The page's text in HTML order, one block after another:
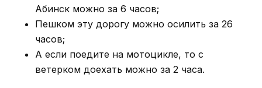
Абинск можно за 6 часов;
Пешком эту дорогу можно осилить за 26
часов;
А если поедите на мотоцикле, то с
ветерком доехать можно за 2 часа.